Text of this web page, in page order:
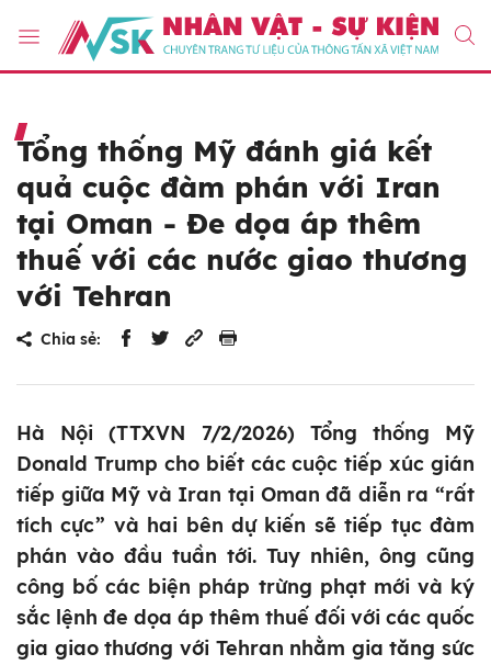
Tổng thống Mỹ đánh giá kết
quả cuộc đàm phán với Iran
tại Oman - Đe dọa áp thêm
thuế với các nước giao thương
với Tehran
Chia sẻ:
Hà Nội (TTXVN 7/2/2026) Tổng thống Mỹ
Donald Trump cho biết các cuộc tiếp xúc gián
tiếp giữa Mỹ và Iran tại Oman đã diễn ra “rất
tích cực” và hai bên dự kiến sẽ tiếp tục đàm
phán vào đầu tuần tới. Tuy nhiên, ông cũng
công bố các biện pháp trừng phạt mới và ký
sắc lệnh đe dọa áp thêm thuế đối với các quốc
gia giao thương với Tehran nhằm gia tăng sức